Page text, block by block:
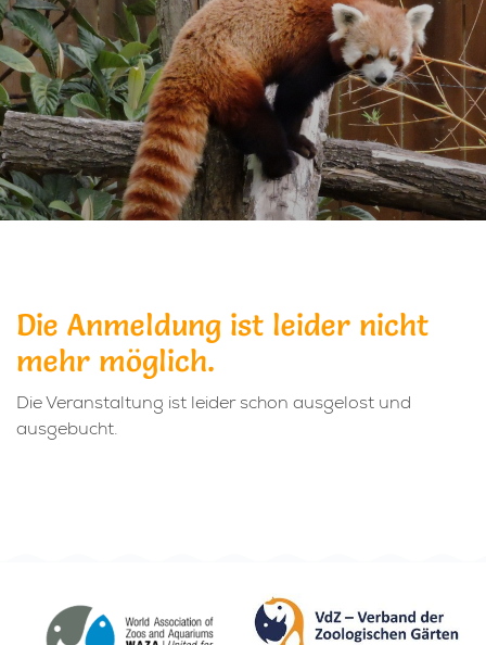
Die Anmeldung ist leider nicht
mehr möglich.
Die Veranstaltung ist leider schon ausgelost und
ausgebucht.